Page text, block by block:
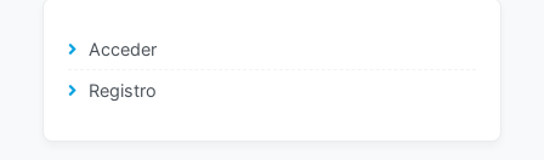
Acceder
Registro